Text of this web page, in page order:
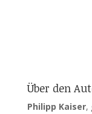
Über den
Philipp Kaiser,